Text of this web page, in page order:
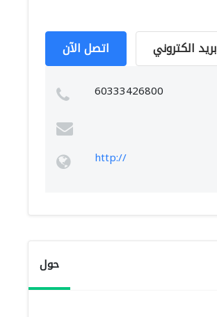
اتصل الآن الكتروني
60333426800
http://
حول